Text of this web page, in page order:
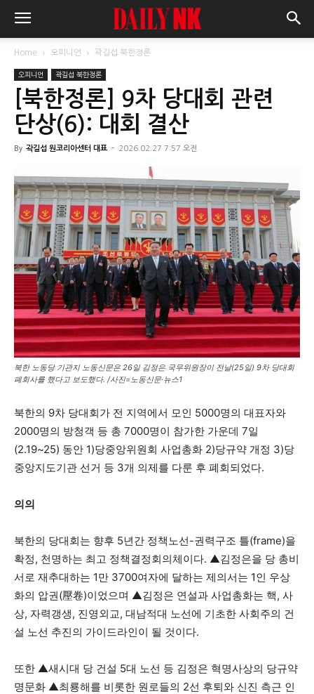
Home 오피니언 곽길섭 북한정론
오피니언 곽길섭 북한정론
[북한정론] 9차 당대회 관련
단상(6): 대회 결산
By 곽길섭 원코리아센터 대표 - 2026.02.27 7:57 오전
북한 노동당 기관지 노동신문은 26일 김정은 국무위원장이 전날(25일) 9차 당대회
폐회사를 했다고 보도했다. /사진=노동신문·뉴스1
북한의 9차 당대회가 전 지역에서 모인 5000명의 대표자와
2000명의 방청객 등 총 7000명이 참가한 가운데 7일
(2.19~25) 동안 1)당중앙위원회 사업총화 2)당규약 개정 3)당
중앙지도기관 선거 등 3개 의제를 다룬 후 폐회되었다.
의의
북한의 당대회는 향후 5년간 정책노선-권력구조 틀(frame)을
확정, 천명하는 최고 정책결정회의체이다. ▲김정은을 당 총비
서로 재추대하는 1만 3700여자에 달하는 제의서는 1인 우상
화의 압권(壓卷)이었으며 ▲김정은 연설과 사업총화는 핵, 사
상, 자력갱생, 진영외교, 대남적대 노선에 기초한 사회주의 건
설 노선 추진의 가이드라인이 될 것이다.
또한 ▲새시대 당 건설 5대 노선 등 김정은 혁명사상의 당규약
명문화 ▲최룡해를 비롯한 원로들의 2선 후퇴와 신진 측근 인